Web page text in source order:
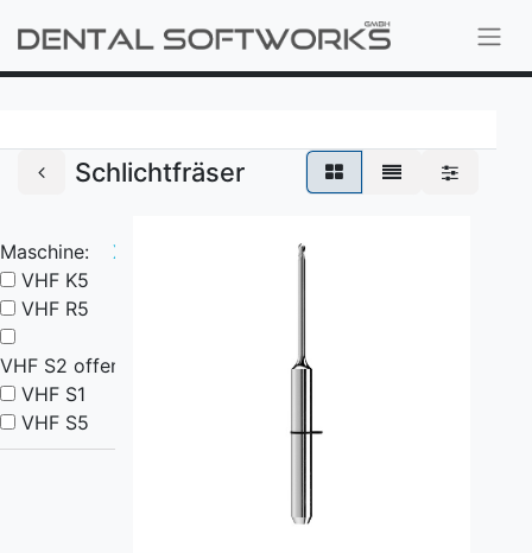
Schlichtfräser
Maschine:
X
VHF K5
VHF R5
VHF S2 offen
VHF S1
VHF S5